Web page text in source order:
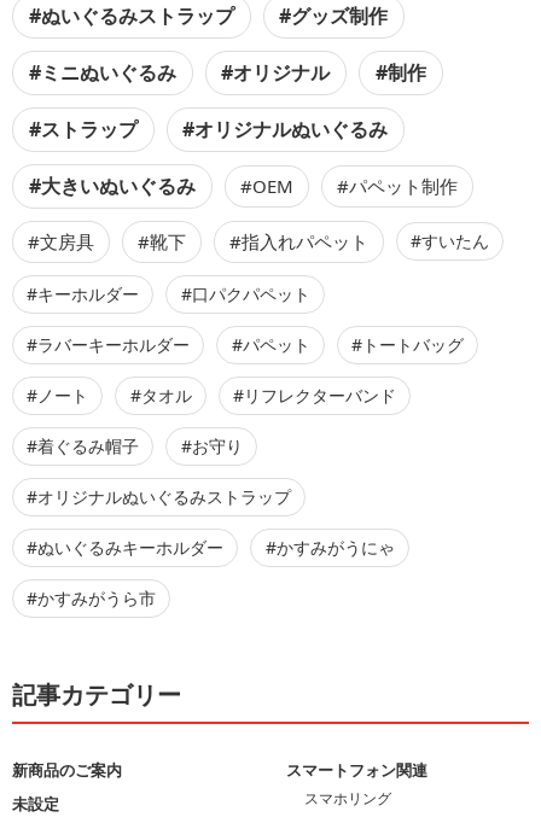
#ぬいぐるみストラップ #グッズ制作
#ミニぬいぐるみ #オリジナル #制作
#ストラップ #オリジナルぬいぐるみ
#大きいぬいぐるみ #OEM #パペット制作
#文房具 #靴下 #指入れパペット #すいたん
#キーホルダー #口パクパペット
#ラバーキーホルダー #パペット #トートバッグ
#ノート #タオル #リフレクターバンド
#着ぐるみ帽子 #お守り
#オリジナルぬいぐるみストラップ
#ぬいぐるみキーホルダー #かすみがうにゃ
#かすみがうら市
記事カテゴリー
新商品のご案内
未設定
スマートフォン関連
スマホリング